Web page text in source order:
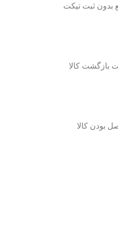
بدون ثبت تیکت
بودن کالا